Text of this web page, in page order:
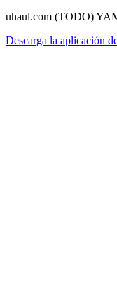
uhaul.com (TODO)
Descarga la aplicación